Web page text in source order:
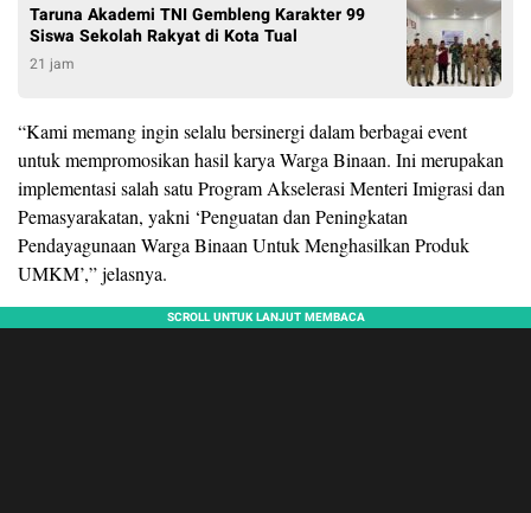
Taruna Akademi TNI Gembleng Karakter 99
Siswa Sekolah Rakyat di Kota Tual
21 jam
“Kami memang ingin selalu bersinergi dalam berbagai event
untuk mempromosikan hasil karya Warga Binaan. Ini merupakan
implementasi salah satu Program Akselerasi Menteri Imigrasi dan
Pemasyarakatan, yakni ‘Penguatan dan Peningkatan
Pendayagunaan Warga Binaan Untuk Menghasilkan Produk
UMKM’,” jelasnya.